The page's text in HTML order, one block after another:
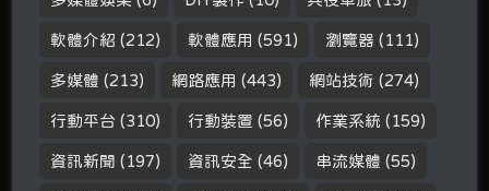
軟體介紹 (212) 軟體應用 (591) 瀏覽器 (111)
多媒體 (213) 網路應用 (443) 網站技術 (274)
行動平台 (310) 行動裝置 (56) 作業系統 (159)
資訊新聞 (197) 資訊安全 (46) 串流媒體 (55)